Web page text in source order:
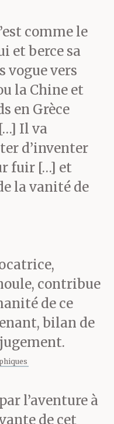
la scène
chats.
jardin
se
un
comme le
et berce sa
vogue vers
la Chine et
en Grèce
Il va
d’inventer
fuir […] et
la vanité de
contribue
de ce
bilan de
l’aventure à
de cet